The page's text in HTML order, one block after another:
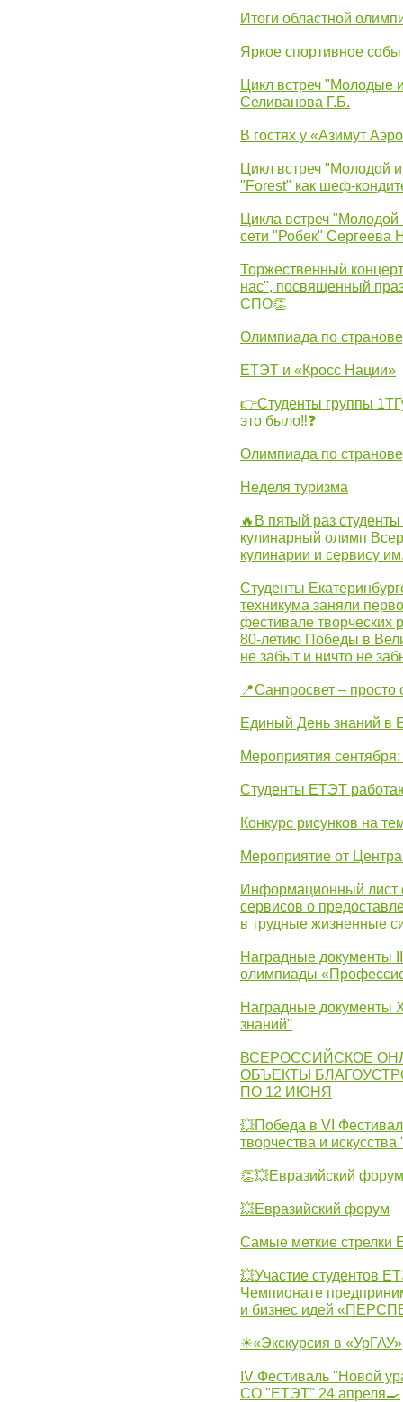
Итоги областной
Яркое спортивное
Цикл встреч "Молодые
Селиванова Г.Б.
В гостях у «Азимут
Цикл встреч "Молодой
"Forest" как шеф-
Цикла встреч
сети "Робек" Сергеева
Торжественный
нас", посвященный
СПО👏
Олимпиада по
ЕТЭТ и «Кросс Нации»
👉Студенты группы
это было‼❓
Олимпиада по
Неделя туризма
🔥В пятый раз
кулинарный олимп
кулинарии и сервису
Студенты
техникума заняли
фестивале
80-летию Победы в
не забыт и ничто не
📍Санпросвет –
Единый День знаний в
Мероприятия
Студенты ЕТЭТ
Конкурс рисунков на
Мероприятие от
Информационный лист
сервисов о
в трудные жизненные
Наградные документы
олимпиады
Наградные документы
знаний"
ВСЕРОССИЙСКОЕ
ОБЪЕКТЫ
ПО 12 ИЮНЯ
💥Победа в VI
творчества и
👏💥Евразийский форум
💥Евразийский форум
Самые меткие стрелки
💥Участие студентов
Чемпионате
и бизнес идей
☀«Экскурсия в «УрГАУ»
IV Фестиваль "Новой
СО "ЕТЭТ" 24 апреля🍳